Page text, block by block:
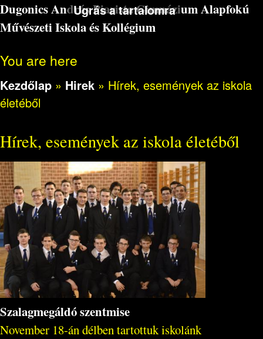
Ugrás a tartalomra
Dugonics András Piarista Gimnázium Alapfokú
Művészeti Iskola és Kollégium
You are here
Kezdőlap » Hirek » Hírek, események az iskola
életéből
Hírek, események az iskola életéből
Szalagmegáldó szentmise
November 18-án délben tartottuk iskolánk